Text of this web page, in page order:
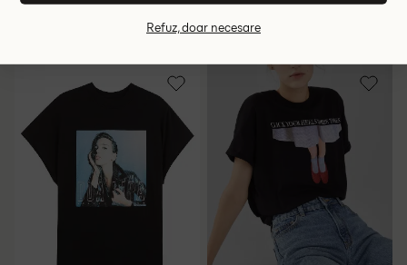
Refuz, doar necesare